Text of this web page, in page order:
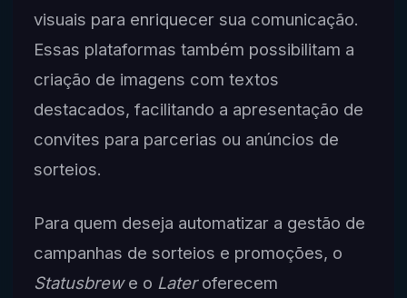
visuais para enriquecer sua comunicação.
Essas plataformas também possibilitam a
criação de imagens com textos
destacados, facilitando a apresentação de
convites para parcerias ou anúncios de
sorteios.
Para quem deseja automatizar a gestão de
campanhas de sorteios e promoções, o
Statusbrewe o Lateroferecem